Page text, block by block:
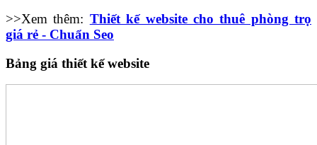
>>Xem thêm: Thiết kế website cho thuê phòng trọ
giá rẻ - Chuẩn Seo
Bảng giá thiết kế website